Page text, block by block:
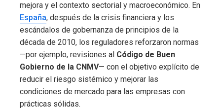
mejora y el contexto sectorial y macroeconómico. En
España, después de la crisis financiera y los
escándalos de gobernanza de principios de la
década de 2010, los reguladores reforzaron normas
—por ejemplo, revisiones al Código de Buen
Gobierno de la CNMV— con el objetivo explícito de
reducir el riesgo sistémico y mejorar las
condiciones de mercado para las empresas con
prácticas sólidas.